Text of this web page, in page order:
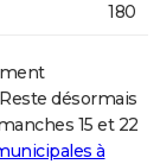
180
désormais
15 et 22
à